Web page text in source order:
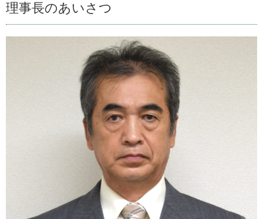
理事長のあいさつ